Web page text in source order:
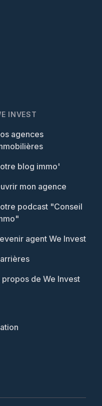
INVEST
agences
blog immo'
mon agence
podcast "Conseil
agent We Invest
propos de We Invest